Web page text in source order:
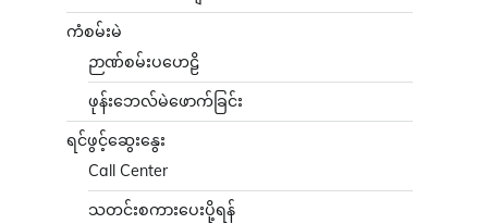
ကံစမ်းမဲ
ဉာဏ်စမ်းပဟေဠိ
ဖုန်းဘေလ်မဲဖောက်ခြင်း
ရင်ဖွင့်ဆွေးနွေး
Call Center
သတင်းစကားပေးပို့ရန်